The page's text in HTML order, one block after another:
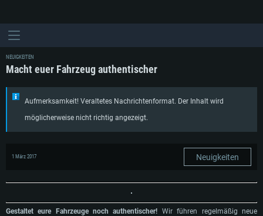
NEUIGKEITEN
Macht euer Fahrzeug authentischer
Aufmerksamkeit! Veraltetes Nachrichtenformat. Der Inhalt wird
möglicherweise nicht richtig angezeigt.
1 März 2017 Neuigkeiten
Gestaltet eure Fahrzeuge noch authentischer! Wir führen regelmäßig neue